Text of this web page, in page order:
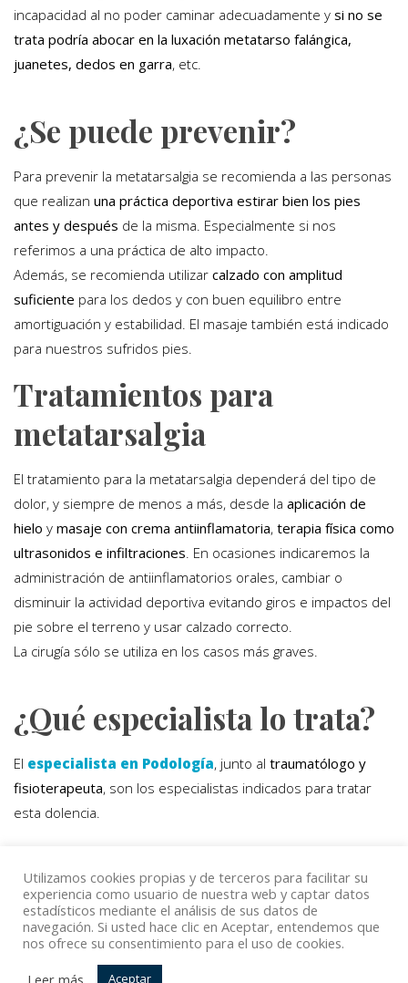
incapacidad al no poder caminar adecuadamente y si no se
trata podría abocar en la luxación metatarso falángica,
juanetes, dedos en garra, etc.
¿Se puede prevenir?
Para prevenir la metatarsalgia se recomienda a las personas
que realizan una práctica deportiva estirar bien los pies
antes y después de la misma. Especialmente si nos
referimos a una práctica de alto impacto.
Además, se recomienda utilizar calzado con amplitud
suficiente para los dedos y con buen equilibro entre
amortiguación y estabilidad. El masaje también está indicado
para nuestros sufridos pies.
Tratamientos para
metatarsalgia
El tratamiento para la metatarsalgia dependerá del tipo de
dolor, y siempre de menos a más, desde la aplicación de
hielo y masaje con crema antiinflamatoria, terapia física como
ultrasonidos e infiltraciones. En ocasiones indicaremos la
administración de antiinflamatorios orales, cambiar o
disminuir la actividad deportiva evitando giros e impactos del
pie sobre el terreno y usar calzado correcto.
La cirugía sólo se utiliza en los casos más graves.
¿Qué especialista lo trata?
El especialista en Podología, junto al traumatólogo y
fisioterapeuta, son los especialistas indicados para tratar
esta dolencia.
Volver
© Copyright Top Doctors 2020. All Right Reserved. Designed
Utilizamos cookies propias y de terceros para facilitar su
experiencia como usuario de nuestra web y captar datos
estadísticos mediante el análisis de sus datos de
navegación. Si usted hace clic en Aceptar, entendemos que
nos ofrece su consentimiento para el uso de cookies.
Leer más
Aceptar